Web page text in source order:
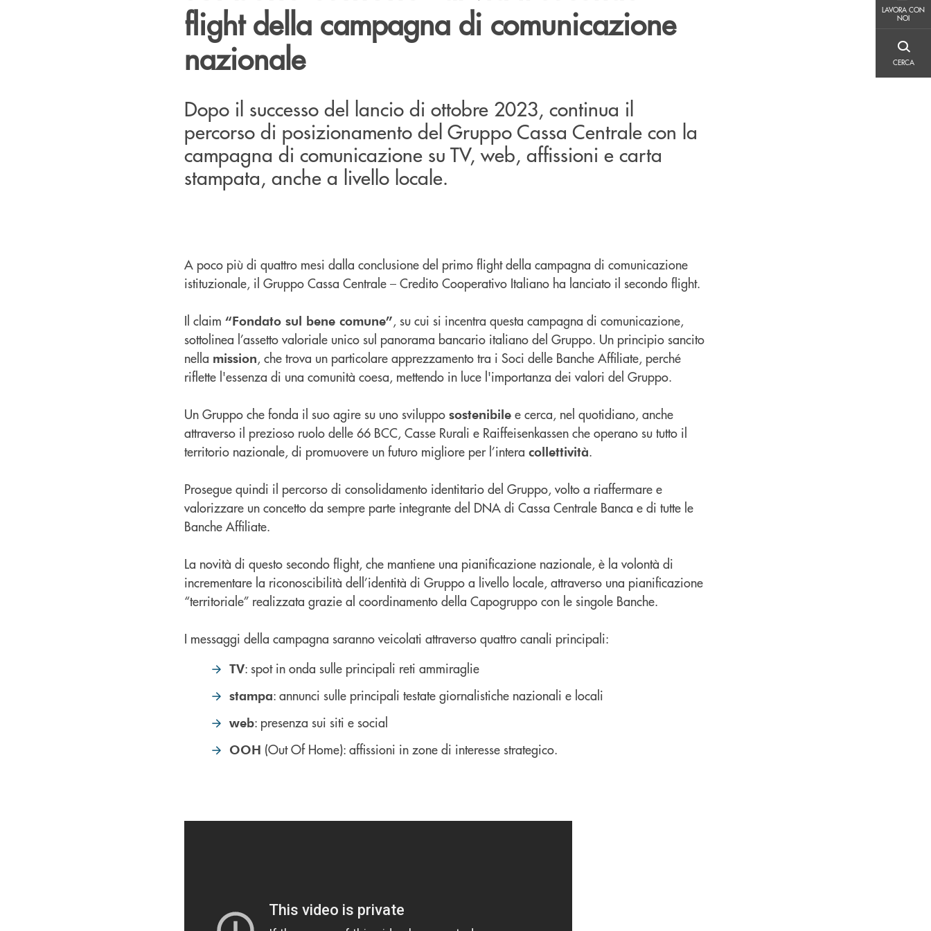
LAVORA CON
NOI
CERCA
flight della campagna di comunicazione
nazionale
Dopo il successo del lancio di ottobre 2023, continua il
percorso di posizionamento del Gruppo Cassa Centrale con la
campagna di comunicazione su TV, web, affissioni e carta
stampata, anche a livello locale.
A poco più di quattro mesi dalla conclusione del primo flight della campagna di comunicazione
istituzionale, il Gruppo Cassa Centrale – Credito Cooperativo Italiano ha lanciato il secondo flight.
Il claim “Fondato sul bene comune”, su cui si incentra questa campagna di comunicazione,
sottolinea l’assetto valoriale unico sul panorama bancario italiano del Gruppo. Un principio sancito
nella mission, che trova un particolare apprezzamento tra i Soci delle Banche Affiliate, perché
riflette l'essenza di una comunità coesa, mettendo in luce l'importanza dei valori del Gruppo.
Un Gruppo che fonda il suo agire su uno sviluppo sostenibile e cerca, nel quotidiano, anche
attraverso il prezioso ruolo delle 66 BCC, Casse Rurali e Raiffeisenkassen che operano su tutto il
territorio nazionale, di promuovere un futuro migliore per l’intera collettività.
Prosegue quindi il percorso di consolidamento identitario del Gruppo, volto a riaffermare e
valorizzare un concetto da sempre parte integrante del DNA di Cassa Centrale Banca e di tutte le
Banche Affiliate.
La novità di questo secondo flight, che mantiene una pianificazione nazionale, è la volontà di
incrementare la riconoscibilità dell’identità di Gruppo a livello locale, attraverso una pianificazione
“territoriale” realizzata grazie al coordinamento della Capogruppo con le singole Banche.
I messaggi della campagna saranno veicolati attraverso quattro canali principali:
TV: spot in onda sulle principali reti ammiraglie
stampa: annunci sulle principali testate giornalistiche nazionali e locali
web: presenza sui siti e social
OOH (Out Of Home): affissioni in zone di interesse strategico.